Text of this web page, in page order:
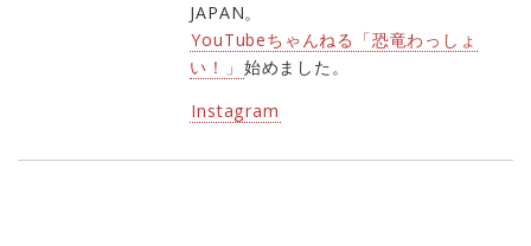
JAPAN。
YouTubeちゃんねる「恐竜わっしょ
い！」 始めました。
Instagram